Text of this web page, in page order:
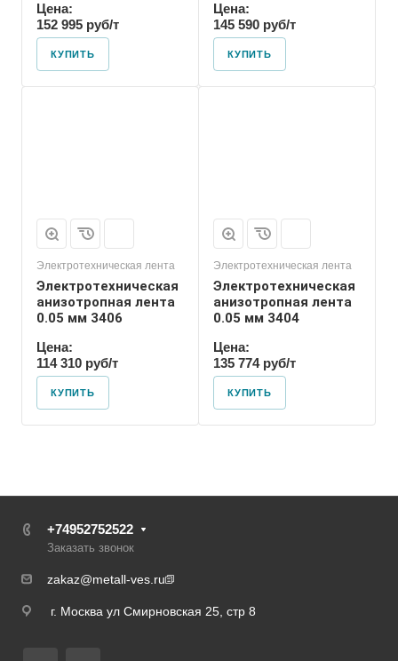
Цена:
152 995 руб/т
КУПИТЬ
Цена:
145 590 руб/т
КУПИТЬ
Электротехническая лента
Электротехническая
анизотропная лента
0.05 мм 3406
Цена:
114 310 руб/т
КУПИТЬ
Электротехническая лента
Электротехническая
анизотропная лента
0.05 мм 3404
Цена:
135 774 руб/т
КУПИТЬ
+74952752522
Заказать звонок
zakaz@metall-ves.ru
г. Москва ул Смирновская 25, стр 8